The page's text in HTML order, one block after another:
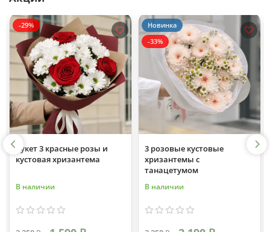
Новинка
-33%
3 розовые кустовые
хризантемы с
В наличии
-25%
Букет 5 ранункулюсов с
гортензией
В наличии